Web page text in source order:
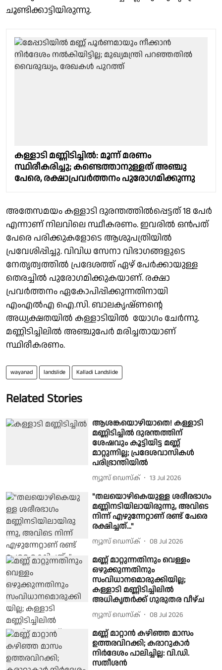
ചൂണ്ടിക്കാട്ടിയിരുന്നു.
കള്ളാടി മണ്ണിടിച്ചില്‍: മൂന്ന് മരണം
സ്ഥിരീകരിച്ചു; കണ്ടെത്താനുള്ളത് അഞ്ചു
പേരെ, രക്ഷാപ്രവര്‍ത്തനം പുരോഗമിക്കുന്നു
അതേസമയം കള്ളാടി ദുരന്തത്തിൽപ്പെട്ടത് 18 പേർ
എന്നാണ് നിലവിലെ സ്ഥീകരണം. ഇവരിൽ ഒൻപത്
പേരെ പരിക്കുകളോടെ ആശുപത്രിയിൽ
പ്രവേശിപ്പിച്ചു. വിവിധ സേനാ വിഭാഗങ്ങളുടെ
നേതൃത്വത്തിൽ പ്രദേശത്ത് ഏഴ് പേർക്കായുള്ള
തെരച്ചിൽ പുരോഗമിക്കുകയാണ്. രക്ഷാ
പ്രവർത്തനം ഏകോപിപ്പിക്കുന്നതിനായി
എംഎൽഎ ഐ.സി. ബാലകൃഷ്ണന്റെ
അധ്യക്ഷതയിൽ കള്ളാടിയിൽ യോഗം ചേർന്നു.
മണ്ണിടിച്ചിലിൽ അഞ്ചുപേർ മരിച്ചതായാണ്
സ്ഥിരീകരണം.
wayanad landslide Kalladi Landslide
Related Stories
ആശങ്കയൊഴിയാതെ! കള്ളാടി
മണ്ണിടിച്ചിൽ ദുരന്തത്തിന്
ശേഷവും കൂട്ടിയിട്ട മണ്ണ്
മാറ്റുന്നില്ല; പ്രദേശവാസികൾ
പരിഭ്രാന്തിയിൽ
ന്യൂസ് ഡെസ്ക് 13 Jul 2026
"തലയൊഴികെയുള്ള ശരീരഭാഗം
മണ്ണിനടിയിലായിരുന്നു, അവിടെ
നിന്ന് എഴുന്നേറ്റാണ് രണ്ട് പേരെ
രക്ഷിച്ചത്..."
ന്യൂസ് ഡെസ്ക് 08 Jul 2026
മണ്ണ് മാറ്റുന്നതിനും വെള്ളം
ഒഴുക്കുന്നതിനും
സംവിധാനമൊരുക്കിയില്ല;
കള്ളാടി മണ്ണിടിച്ചിലിൽ
അധികൃതർക്ക് ഗുരുതര വീഴ്ച
ന്യൂസ് ഡെസ്ക് 08 Jul 2026
മണ്ണ് മാറ്റാൻ കഴിഞ്ഞ മാസം
ഉത്തരവിറക്കി; കരാറുകാർ
നിർദേശം പാലിച്ചില്ല: വി.ഡി.
സതീശൻ